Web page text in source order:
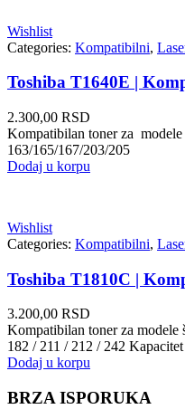
Wishlist
Categories: Kompatibilni,
Toshiba T1640E |
2.300,00 RSD
Kompatibilan toner za
163/165/167/203/205
Dodaj u korpu
Wishlist
Categories: Kompatibilni,
Toshiba T1810C |
3.200,00 RSD
Kompatibilan toner za
182 / 211 / 212 / 242
Dodaj u korpu
BRZA ISPORUKA